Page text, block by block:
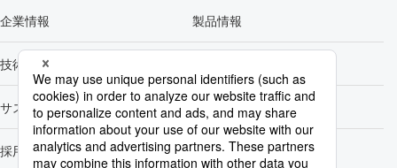
京宝塚ビル12階
TEL.03-6758-0275
黒崎播磨㈱
福岡県北九州市八幡西区東浜町１－１
TEL.093-622-7224
日鉄テックスエンジ㈱
東京都千代田区丸の内２－５－２
企業情報 製品情報
技術開発
サステナビリティ 株主・投資家情報
採用情報 Newsroom